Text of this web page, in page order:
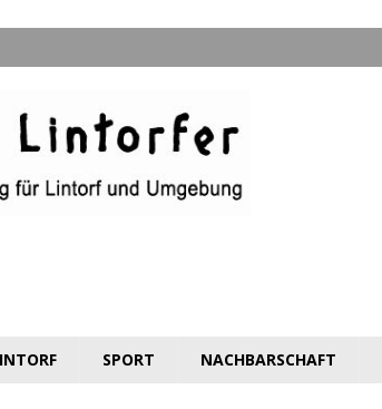
SPORT NACHBARSCHAFT